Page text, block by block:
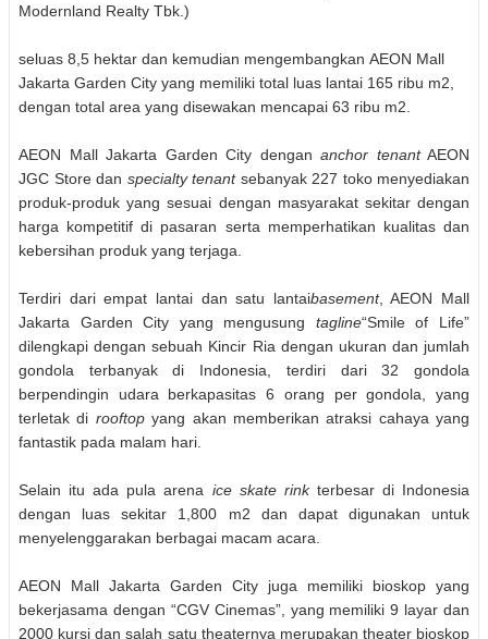
Modernland Realty Tbk.)
seluas 8,5 hektar dan kemudian mengembangkan AEON Mall
Jakarta Garden City yang memiliki total luas lantai 165 ribu m2,
dengan total area yang disewakan mencapai 63 ribu m2.
AEON Mall Jakarta Garden City dengan anchor tenantAEON
JGC Store dan specialty tenantsebanyak 227 toko menyediakan
produk-produk yang sesuai dengan masyarakat sekitar dengan
harga kompetitif di pasaran serta memperhatikan kualitas dan
kebersihan produk yang terjaga.
Terdiri dari empat lantai dan satu lantaibasement, AEON Mall
Jakarta Garden City yang mengusung tagline“Smile of Life”
dilengkapi dengan sebuah Kincir Ria dengan ukuran dan jumlah
gondola terbanyak di Indonesia , terdiri dari 32 gondola
berpendingin udara berkapasitas 6 orang per gondola
yang
terletak di rooftopyang akan memberikan atraksi cahaya yang
fantastik pada malam hari.
Selain itu ada pulaarena ice skate rink terbesar di Indonesia
dengan luas sekitar 1,800 m2 dan dapat digunakan untuk
menyelenggarakan berbagai macam acara.
AEON Mall Jakarta Garden City juga memiliki bioskop yang
bekerjasama dengan “CGV Cinemas”, yang memiliki 9 layar dan
2000 kursi dan salah satu theaternya merupakan theater bioskop